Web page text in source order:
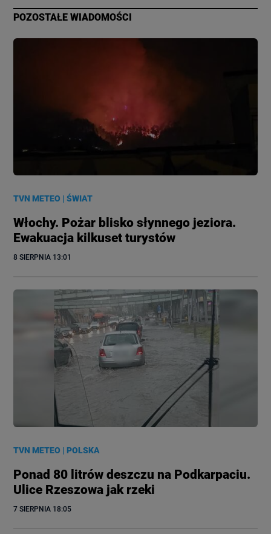
POZOSTAŁE WIADOMOŚCI
TVN METEO |ŚWIAT
Włochy. Pożar blisko słynnego jeziora.
Ewakuacja kilkuset turystów
8 SIERPNIA 13:01
TVN METEO |POLSKA
Ponad 80 litrów deszczu na Podkarpaciu.
Ulice Rzeszowa jak rzeki
7 SIERPNIA 18:05